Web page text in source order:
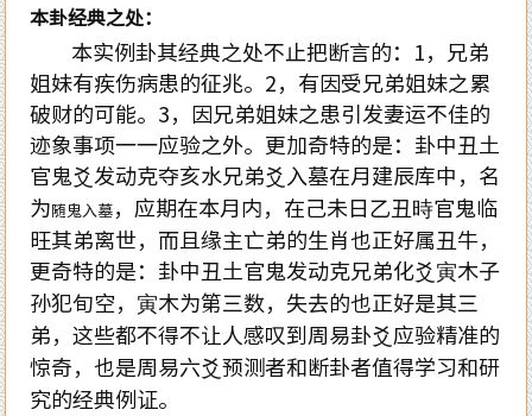
本卦经典之处：
本实例卦其经典之处不止把断言的： 1，兄弟
姐妹有疾伤病患的征兆。 2，有因受兄弟姐妹之累
破财的可能。 3，因兄弟姐妹之患引发妻运不佳的
迹象事项一一应验之外。更加奇特的是：卦中丑土
官鬼爻发动克夺亥水兄弟爻入墓在月建辰库中，名
为随鬼入墓，应期在本月内，在己未日乙丑時官鬼临
旺其弟离世，而且缘主亡弟的生肖也正好属丑牛，
更奇特的是：卦中丑土官鬼发动克兄弟化爻寅木子
孙犯旬空，寅木为第三数，失去的也正好是其三
弟，这些都不得不让人感叹到周易卦爻应验精准的
惊奇，也是周易六爻预测者和断卦者值得学习和研
究的经典例证。